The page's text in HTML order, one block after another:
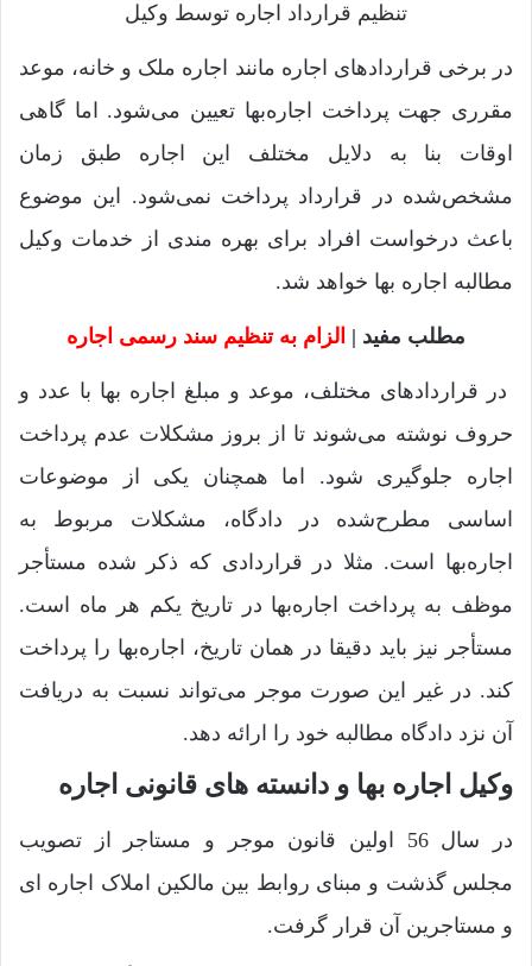
تنظیم قرارداد اجاره توسط وکیل
در برخی قراردادهای اجاره مانند اجاره ملک و خانه، موعد
مقرری جهت پرداخت اجاره‌بها تعیین می‌شود. اما گاهی
اوقات بنا به دلایل مختلف این اجاره طبق زمان
مشخص‌شده در قرارداد پرداخت نمی‌شود. این موضوع
باعث درخواست افراد برای بهره مندی از خدمات وکیل
مطالبه اجاره‌ بها خواهد شد.
مطلب مفید | الزام به تنظیم سند رسمی اجاره
در قراردادهای مختلف، موعد و مبلغ اجاره‌ بها با عدد و
حروف نوشته می‌شوند تا از بروز مشکلات عدم پرداخت
اجاره جلوگیری شود. اما همچنان یکی از موضوعات
اساسی مطرح‌شده در دادگاه، مشکلات مربوط به
اجاره‌بها است. مثلا در قراردادی که ذکر شده مستأجر
موظف به پرداخت اجاره‌بها در تاریخ یکم هر ماه است.
مستأجر نیز باید دقیقا در همان تاریخ، اجاره‌بها را پرداخت
کند. در غیر این صورت موجر می‌تواند نسبت به دریافت
آن نزد دادگاه مطالبه خود را ارائه دهد.
وکیل اجاره‌ بها و دانسته های قانونی اجاره
در سال 56 اولین قانون موجر و مستاجر از تصویب
مجلس گذشت و مبنای روابط بین مالکین املاک اجاره ای
و مستاجرین آن قرار گرفت.